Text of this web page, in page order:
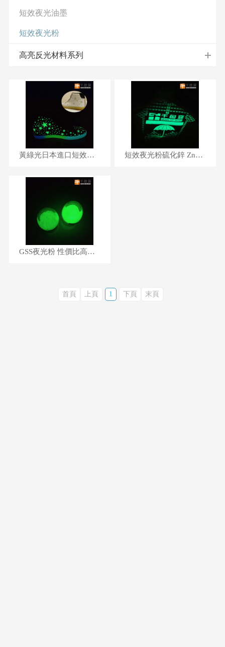
短效夜光油墨
短效夜光粉
高亮反光材料系列
黃綠光日本進口短效夜光粉 短效夜光粉硫化鋅 ZnS注塑不發黑 黃綠光 服裝玩具蓄光粉
GSS夜光粉 性價比高效果好黃綠發光粉 硫化鋅系蓄光顏料
首頁 上頁 1 下頁 末頁